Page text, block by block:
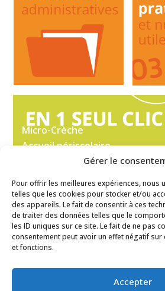
Gérer le
Pour offrir les meilleures expériences, nous
telles que les cookies pour stocker et/ou
des appareils. Le fait de consentir à ces
de traiter des données telles que le
les ID uniques sur ce site. Le fait de ne pas
consentement peut avoir un effet négatif
et fonctions.
Accepter
Micro-Crèche
Accueil périscolaire
Ecole maternelle et
Lycées